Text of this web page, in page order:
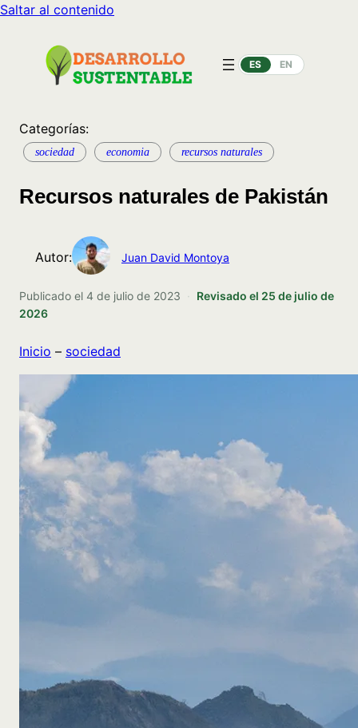
Saltar al contenido
ES EN
Categorías:
sociedad economia recursos naturales
Recursos naturales de Pakistán
Autor: Juan David Montoya
Publicado el 4 de julio de 2023 · Revisado el 25 de julio de
2026
Inicio – sociedad